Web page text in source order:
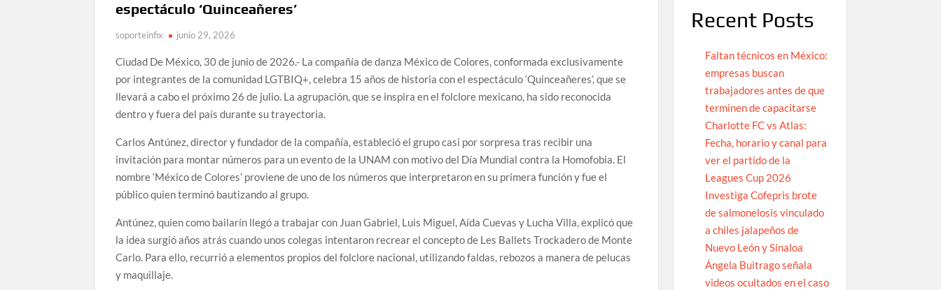
espectáculo ‘Quinceañeres’
soporteinfix junio 29, 2026
Ciudad De México, 30 de junio de 2026.- La compañía de danza México de Colores, conformada exclusivamente
por integrantes de la comunidad LGTBIQ+, celebra 15 años de historia con el espectáculo ‘Quinceañeres’, que se
llevará a cabo el próximo 26 de julio. La agrupación, que se inspira en el folclore mexicano, ha sido reconocida
dentro y fuera del país durante su trayectoria.
Carlos Antúnez, director y fundador de la compañía, estableció el grupo casi por sorpresa tras recibir una
invitación para montar números para un evento de la UNAM con motivo del Día Mundial contra la Homofobia. El
nombre ‘México de Colores’ proviene de uno de los números que interpretaron en su primera función y fue el
público quien terminó bautizando al grupo.
Antúnez, quien como bailarín llegó a trabajar con Juan Gabriel, Luis Miguel, Aída Cuevas y Lucha Villa, explicó que
la idea surgió años atrás cuando unos colegas intentaron recrear el concepto de Les Ballets Trockadero de Monte
Carlo. Para ello, recurrió a elementos propios del folclore nacional, utilizando faldas, rebozos a manera de pelucas
y maquillaje.
Recent Posts
Faltan técnicos en México:
empresas buscan
trabajadores antes de que
terminen de capacitarse
Charlotte FC vs Atlas:
Fecha, horario y canal para
ver el partido de la
Leagues Cup 2026
Investiga Cofepris brote
de salmonelosis vinculado
a chiles jalapeños de
Nuevo León y Sinaloa
Ángela Buitrago señala
videos ocultados en el caso